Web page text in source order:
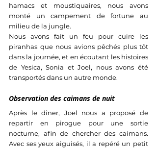
hamacs et moustiquaires, nous avons
monté un campement de fortune au
milieu de la jungle.
Nous avons fait un feu pour cuire les
piranhas que nous avions pêchés plus tôt
dans la journée, et en écoutant les histoires
de Yesica, Sonia et Joel, nous avons été
transportés dans un autre monde.
Observation des caimans de nuit
Après le dîner, Joel nous a proposé de
repartir en pirogue pour une sortie
nocturne, afin de chercher des caimans.
Avec ses yeux aiguisés, il a repéré un petit